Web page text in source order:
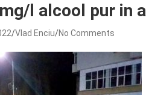
l alcool pur in
Vlad Enciu No Comments